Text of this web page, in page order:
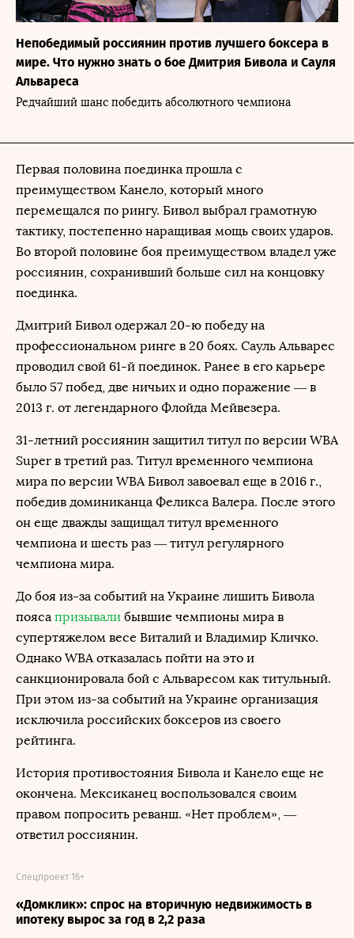
Непобедимый россиянин против лучшего боксера в
мире. Что нужно знать о бое Дмитрия Бивола и Сауля
Альвареса
Редчайший шанс победить абсолютного чемпиона
Первая половина поединка прошла с
преимуществом Канело, который много
перемещался по рингу. Бивол выбрал грамотную
тактику, постепенно наращивая мощь своих ударов.
Во второй половине боя преимуществом владел уже
россиянин, сохранивший больше сил на концовку
поединка.
Дмитрий Бивол одержал 20-ю победу на
профессиональном ринге в 20 боях. Сауль Альварес
проводил свой 61-й поединок. Ранее в его карьере
было 57 побед, две ничьих и одно поражение — в
2013 г. от легендарного Флойда Мейвезера.
31-летний россиянин защитил титул по версии WBA
Super в третий раз. Титул временного чемпиона
мира по версии WBA Бивол завоевал еще в 2016 г.,
победив доминиканца Феликса Валера. После этого
он еще дважды защищал титул временного
чемпиона и шесть раз — титул регулярного
чемпиона мира.
До боя из-за событий на Украине лишить Бивола
пояса призывали бывшие чемпионы мира в
супертяжелом весе Виталий и Владимир Кличко.
Однако WBA отказалась пойти на это и
санкционировала бой с Альваресом как титульный.
При этом из-за событий на Украине организация
исключила российских боксеров из своего
рейтинга.
История противостояния Бивола и Канело еще не
окончена. Мексиканец воспользовался своим
правом попросить реванш. «Нет проблем», —
ответил россиянин.
«Домклик»: спрос на вторичную недвижимость в
ипотеку вырос за год в 2,2 раза
Спецпроект 16+